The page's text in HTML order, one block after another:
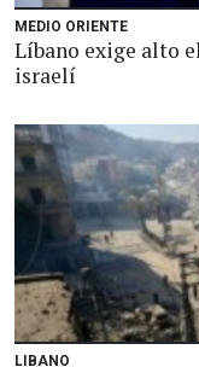
MEDIO ORIENTE
Líbano exige alto
israelí
LIBANO